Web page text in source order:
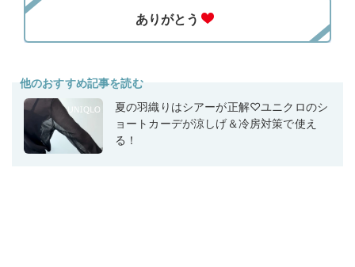
他のおすすめ記事を読む
夏の羽織りはシアーが正解♡ユニクロのシ
ョートカーデが涼しげ＆冷房対策で使え
る！